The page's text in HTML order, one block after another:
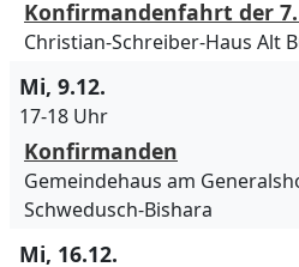
Konfirmandenfahrt der
Christian-Schreiber-Haus Alt
Mi, 9.12.
17-18 Uhr
Konfirmanden
Gemeindehaus am
Schwedusch-Bishara
Mi, 16.12.